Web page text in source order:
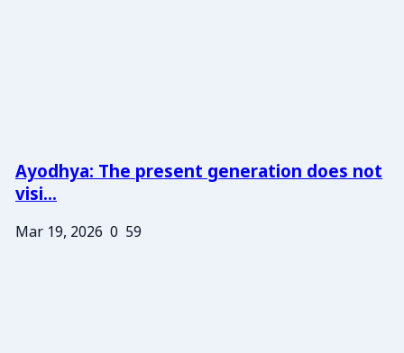
Ayodhya: The present generation does not
visi...
Mar 19, 2026 0 59